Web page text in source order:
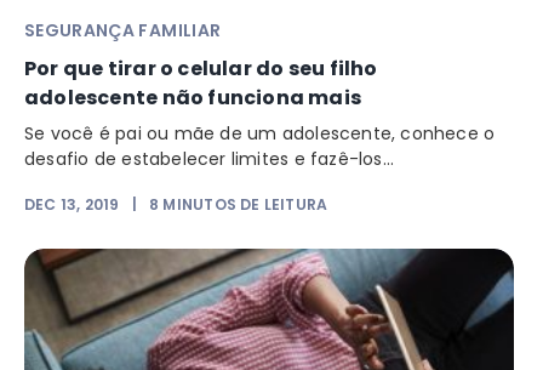
SEGURANÇA FAMILIAR
Por que tirar o celular do seu filho
adolescente não funciona mais
Se você é pai ou mãe de um adolescente, conhece o
desafio de estabelecer limites e fazê-los...
DEC 13, 2019 8 MINUTOS DE LEITURA